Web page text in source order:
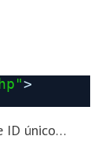
>
ID único…